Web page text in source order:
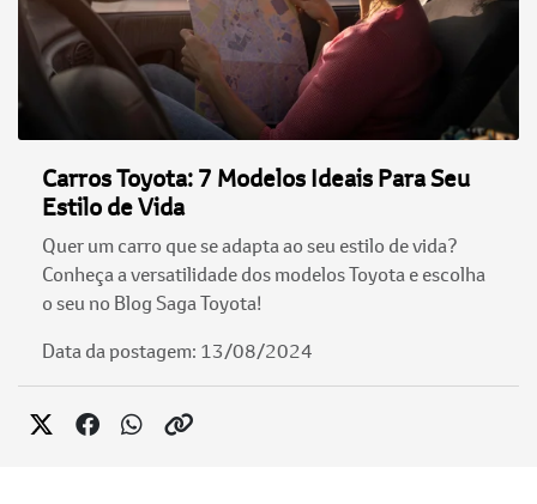
Carros Toyota: 7 Modelos Ideais Para Seu
Estilo de Vida
Quer um carro que se adapta ao seu estilo de vida?
Conheça a versatilidade dos modelos Toyota e escolha
o seu no Blog Saga Toyota!
Data da postagem: 13/08/2024